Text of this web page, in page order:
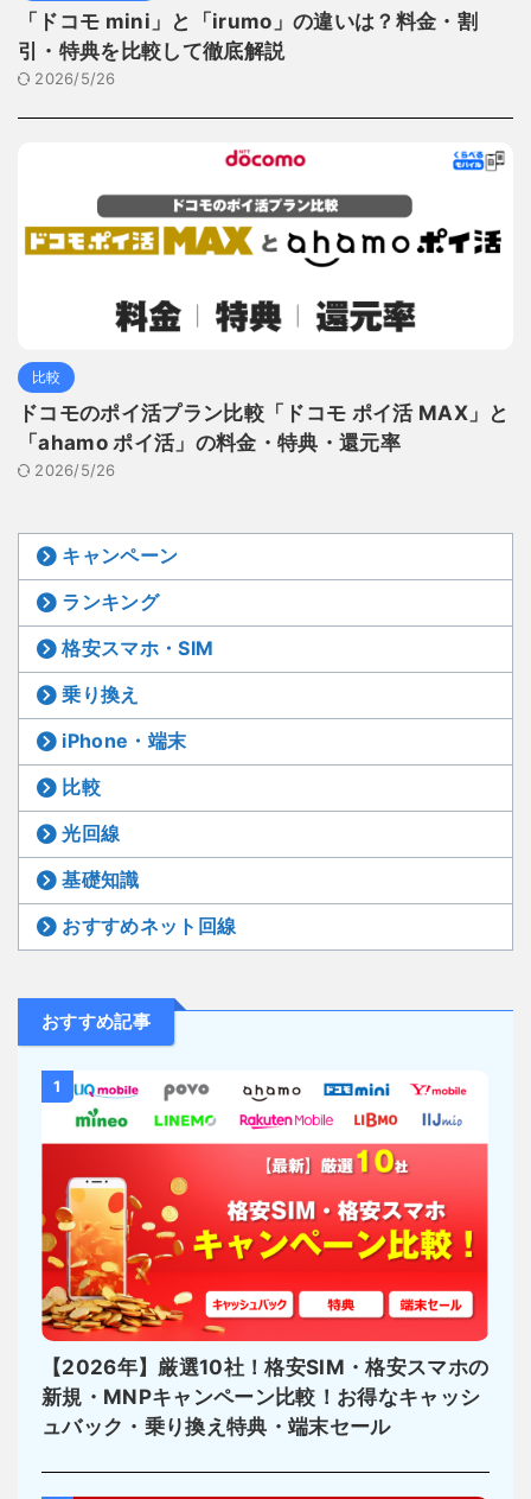
「ドコモ mini」と「irumo」の違いは？料金・割
引・特典を比較して徹底解説
2026/5/26
比較
ドコモのポイ活プラン比較「ドコモ ポイ活 MAX」と
「ahamo ポイ活」の料金・特典・還元率
2026/5/26
キャンペーン
ランキング
格安スマホ・SIM
乗り換え
iPhone・端末
比較
光回線
基礎知識
おすすめネット回線
おすすめ記事
1
【2026年】厳選10社！格安SIM・格安スマホの
新規・MNPキャンペーン比較！お得なキャッシ
ュバック・乗り換え特典・端末セール